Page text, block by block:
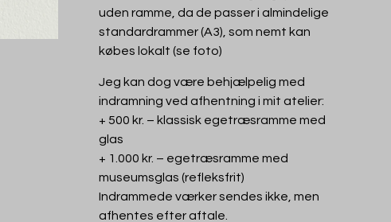
uden ramme, da de passer i almindelige
standardrammer (A3), som nemt kan
købes lokalt (se foto)
Jeg kan dog være behjælpelig med
indramning ved afhentning i mit atelier:
+ 500 kr. – klassisk egetræsramme med
glas
+ 1.000 kr. – egetræsramme med
museumsglas (refleksfrit)
Indrammede værker sendes ikke, men
afhentes efter aftale.